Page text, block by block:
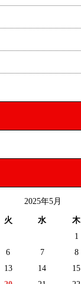
2025年5月
火 水 木
1
6 7 8
13 14 15